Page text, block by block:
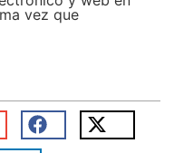
vez que